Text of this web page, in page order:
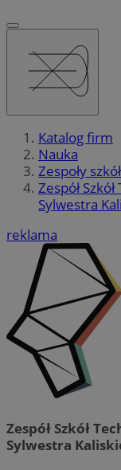
Katalog firm
Nauka
Zespoły szkół
Zespół
Sylwestra
reklama
Zespół Szkół
Sylwestra